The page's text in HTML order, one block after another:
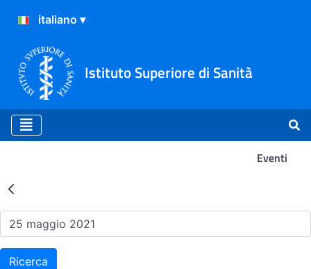
Istituto Superiore di Sanità
Eventi
Risultati della Ricerca -
Ricerca